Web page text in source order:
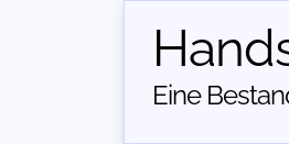
Eine